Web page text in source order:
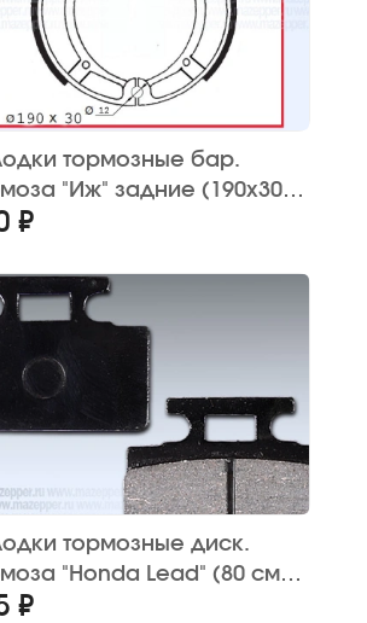
тормозные бар.
"Иж" задние (190х30
Китай (2 шт.)
₽
тормозные диск.
"Honda Lead" (80 см3)
(2 шт.) до 1990 г/в
₽